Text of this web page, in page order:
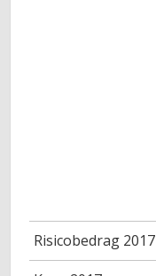
Risicobedrag 2017